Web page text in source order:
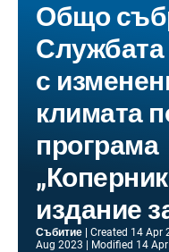
Общо
Службата
с
климата
програма
издание
Събитие Created 14 Apr
Aug 2023
Modified 14